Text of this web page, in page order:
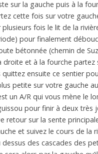
sur la gauche puis à la
cette fois sur votre
fois le lit de la
pour finalement
bétonnée (chemin de
droite et à la fourche partez
ensuite ce sentier
petite sur votre gauche
un A/R qui vous mène le
pour finir à deux très
retour sur la sente
et suivez le cours de la
des cascades des